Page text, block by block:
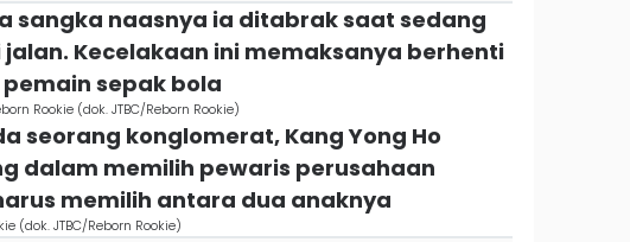
sangka naasnya ia ditabrak saat sedang
Kecelakaan ini memaksanya berhenti
sepak bola
Rookie (dok. JTBC/Reborn Rookie)
seorang konglomerat, Kang Yong Ho
dalam memilih pewaris perusahaan
memilih antara dua anaknya
(dok. JTBC/Reborn Rookie)